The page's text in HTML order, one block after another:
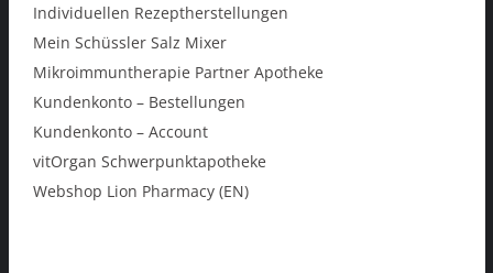
Individuellen Rezeptherstellungen
Mein Schüssler Salz Mixer
Mikroimmuntherapie Partner Apotheke
Kundenkonto – Bestellungen
Kundenkonto – Account
vitOrgan Schwerpunktapotheke
Webshop Lion Pharmacy (EN)